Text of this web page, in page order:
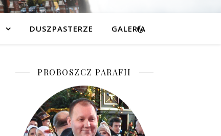
DUSZPASTERZE GALERIA
PROBOSZCZ PARAFII